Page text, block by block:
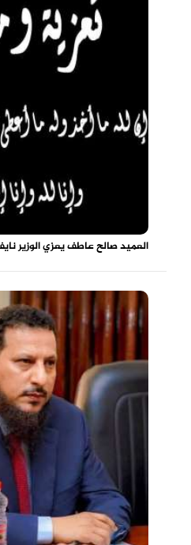
العميد صالح عاطف يعزي الوزير